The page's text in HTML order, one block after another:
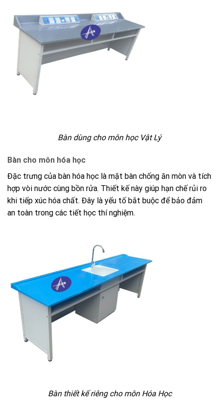
Bàn dùng cho môn học Vật Lý
Bàn cho môn hóa học
Đặc trưng của bàn hóa học là mặt bàn chống ăn mòn và tích
hợp vòi nước cùng bồn rửa. Thiết kế này giúp hạn chế rủi ro
khi tiếp xúc hóa chất. Đây là yếu tố bắt buộc để bảo đảm
an toàn trong các tiết học thí nghiệm.
Bàn thiết kế riêng cho môn Hóa Học